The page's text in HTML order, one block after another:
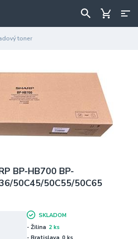
toner
BP-HB700 BP-
50C45/50C55/50C65
SKLADOM
- Žilina 2 ks